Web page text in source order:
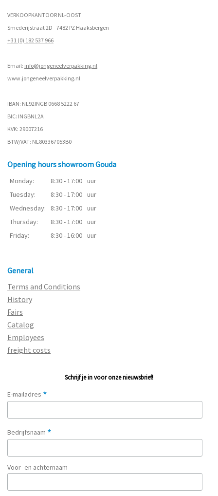
VERKOOPKANTOOR NL-OOST
Smederijstraat 2D - 7482 PZ Haaksbergen
+31 (0) 182 537 966
Email: info@jongeneelverpakking.nl
www.jongeneelverpakking.nl
IBAN: NL92INGB 0668 5222 67
BIC: INGBNL2A
KVK: 29007216
BTW/VAT: NL803367053B0
Opening hours showroom Gouda
Monday: 8:30 - 17:00 uur
Tuesday:
8:30 - 17:00 uur
Wednesday:
8:30 - 17:00 uur
Thursday:
8:30 - 17:00 uur
Friday:
8:30 - 16:00 uur
General
Terms and Conditions
History
Fairs
Catalog
Employees
freight costs
Schrijf je in voor onze nieuwsbrief!
E-mailadres *
Bedrijfsnaam *
Voor- en achternaam